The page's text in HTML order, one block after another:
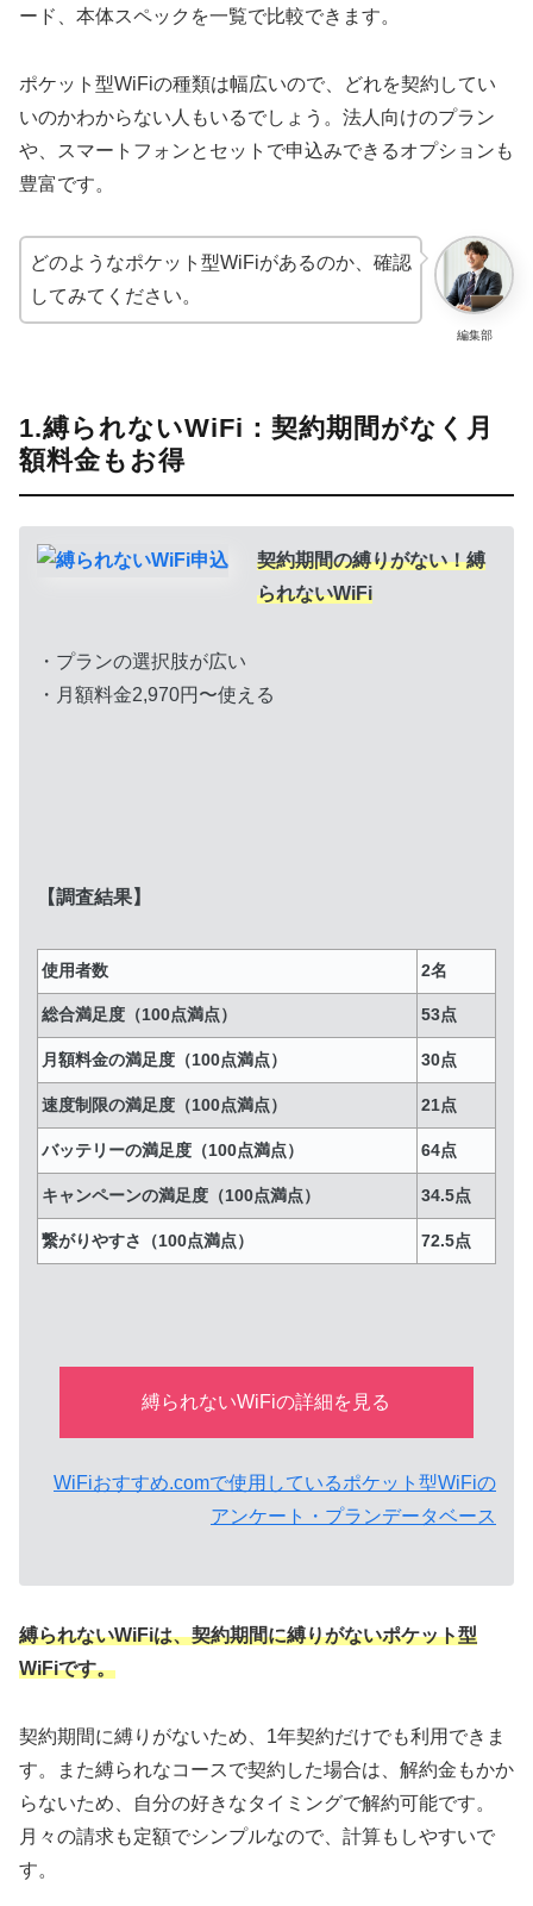
ード、本体スペックを一覧で比較できます。
ポケット型WiFiの種類は幅広いので、どれを契約してい
いのかわからない人もいるでしょう。法人向けのプラン
や、スマートフォンとセットで申込みできるオプションも
豊富です。
編集部
どのようなポケット型WiFiがあるのか、確認
してみてください。
1.縛られないWiFi：契約期間がなく月
額料金もお得
契約期間の縛りがない！縛
られないWiFi
・プランの選択肢が広い
・月額料金2,970円〜使える
【調査結果】
使用者数 2名
総合満足度（100点満点） 53点
月額料金の満足度（100点満点） 30点
速度制限の満足度（100点満点） 21点
バッテリーの満足度（100点満点） 64点
キャンペーンの満足度（100点満点） 34.5点
繋がりやすさ（100点満点） 72.5点
縛られないWiFiの詳細を見る
WiFiおすすめ.comで使用しているポケット型WiFiの
アンケート・プランデータベース
縛られないWiFiは、契約期間に縛りがないポケット型
WiFiです。
契約期間に縛りがないため、1年契約だけでも利用できま
す。また縛られなコースで契約した場合は、解約金もかか
らないため、自分の好きなタイミングで解約可能です。
月々の請求も定額でシンプルなので、計算もしやすいで
す。